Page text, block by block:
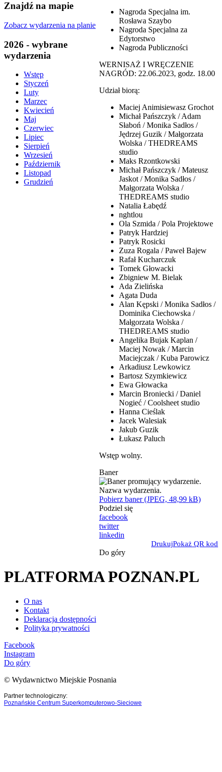
Znajdź na mapie
Zobacz wydarzenia na planie
2026 - wybrane
wydarzenia
Wstęp
Styczeń
Luty
Marzec
Kwiecień
Maj
Czerwiec
Lipiec
Sierpień
Wrzesień
Październik
Listopad
Grudzień
Nagroda Specjalna im.
Rosława Szaybo
Nagroda Specjalna za
Edytorstwo
Nagroda Publiczności
WERNISAŻ I WRĘCZENIE
NAGRÓD: 22.06.2023, godz. 18.00
Udział biorą:
Maciej Animisiewasz Grochot
Michał Pańszczyk / Adam
Słaboń / Monika Sadłos /
Jędrzej Guzik / Małgorzata
Wolska / THEDREAMS
studio
Maks Rzontkowski
Michał Pańszczyk / Mateusz
Jaskot / Monika Sadłos /
Małgorzata Wolska /
THEDREAMS studio
Natalia Łabędź
nghtlou
Ola Szmida / Pola Projektowe
Patryk Hardziej
Patryk Rosicki
Zuza Rogala / Paweł Bajew
Rafał Kucharczuk
Tomek Głowacki
Zbigniew M. Bielak
Ada Zielińska
Agata Duda
Alan Kępski / Monika Sadłos /
Dominika Ciechowska /
Małgorzata Wolska /
THEDREAMS studio
Angelika Bujak Kaplan /
Maciej Nowak / Marcin
Maciejczak / Kuba Parowicz
Arkadiusz Lewkowicz
Bartosz Szymkiewicz
Ewa Głowacka
Marcin Broniecki / Daniel
Nogieć / Coolsheet studio
Hanna Cieślak
Jacek Walesiak
Jakub Guzik
Łukasz Paluch
Wstęp wolny.
Baner
Pobierz baner (JPEG, 48,99 kB)
Podziel się
facebook
twitter
linkedin
DrukujPokaż QR kod
Do góry
PLATFORMA POZNAN.PL
O nas
Kontakt
Deklaracja dostępności
Polityka prywatności
Facebook
Instagram
Do góry
© Wydawnictwo Miejskie Posnania
Partner technologiczny:
Poznańskie Centrum Superkomputerowo-Sieciowe